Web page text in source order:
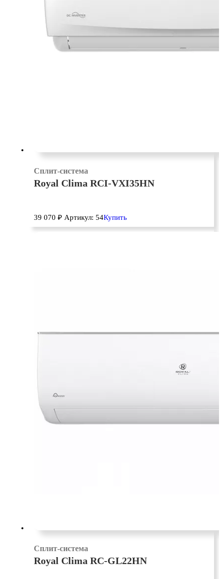
Сплит-система
Royal Clima RCI-VXI35HN
39 070 ₽ Артикул: 54Купить
Сплит-система
Royal Clima RC-GL22HN